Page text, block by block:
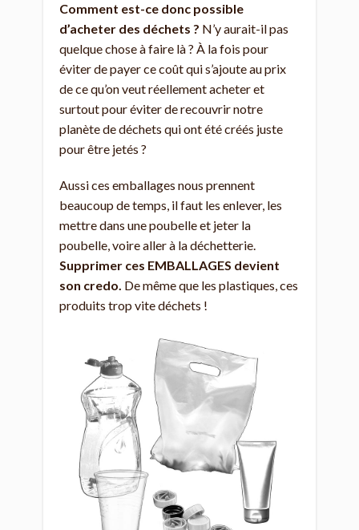
Comment est-ce donc possible
d’acheter des déchets ? N’y aurait-il pas
quelque chose à faire là ? À la fois pour
éviter de payer ce coût qui s’ajoute au prix
de ce qu’on veut réellement acheter et
surtout pour éviter de recouvrir notre
planète de déchets qui ont été créés juste
pour être jetés ?
Aussi ces emballages nous prennent
beaucoup de temps, il faut les enlever, les
mettre dans une poubelle et jeter la
poubelle, voire aller à la déchetterie.
Supprimer ces EMBALLAGES devient
son credo. De même que les plastiques, ces
produits trop vite déchets !